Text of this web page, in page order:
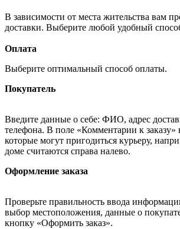
В зависимости от места жительства вам
доставки. Выберите любой удобный
Оплата
Выберите оптимальный способ оплаты.
Покупатель
Введите данные о себе: ФИО, адрес
телефона. В поле «Комментарии к заказу»
которые могут пригодиться курьеру,
доме считаются справа налево.
Оформление заказа
Проверьте правильность ввода
выбор местоположения, данные о
кнопку «Оформить заказ».